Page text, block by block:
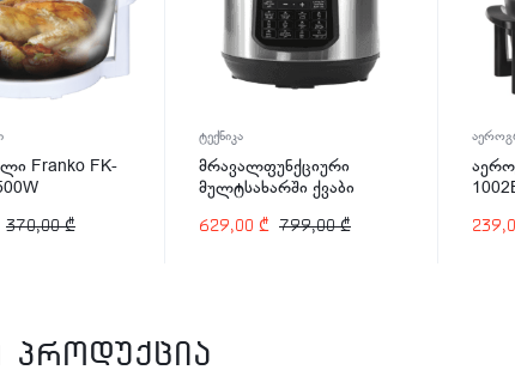
Franko FK-
370,00₾
ტექნიკა
მრავალფუნქციური
მულტსახარში ქვაბი
ვტ
799,00₾
629,00 ₾
პროდუქცია